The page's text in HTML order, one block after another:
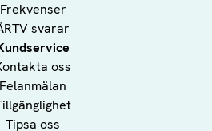
Frekvenser
svarar
oss
Felanmälan
Tipsa oss